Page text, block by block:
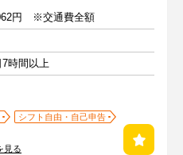
円 ※交通費全額
時間以上
シフト自由・自己申告
見る